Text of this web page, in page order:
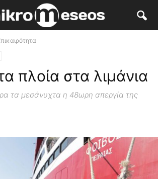
πλοία στα λιμάνια
τα μεσάνυχτα η 48ωρη απεργία της